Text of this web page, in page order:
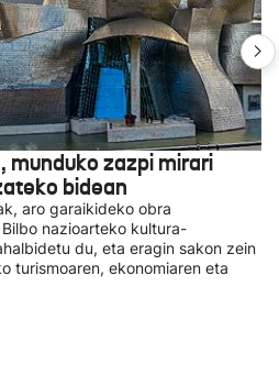
munduko zazpi mirari
bidean
aro garaikideko obra
nazioarteko kultura-
du, eta eragin sakon zein
turismoaren, ekonomiaren eta